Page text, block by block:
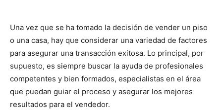
Una vez que se ha tomado la decisión de vender un piso
o una casa, hay que considerar una variedad de factores
para asegurar una transacción exitosa. Lo principal, por
supuesto, es siempre buscar la ayuda de profesionales
competentes y bien formados, especialistas en el área
que puedan guiar el proceso y asegurar los mejores
resultados para el vendedor.